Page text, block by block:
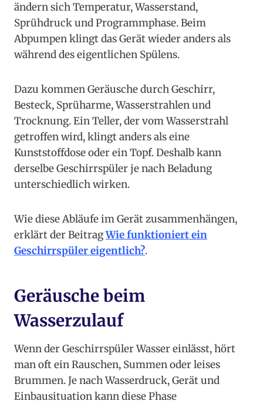
ändern sich Temperatur, Wasserstand,
Sprühdruck und Programmphase. Beim
Abpumpen klingt das Gerät wieder anders als
während des eigentlichen Spülens.
Dazu kommen Geräusche durch Geschirr,
Besteck, Sprüharme, Wasserstrahlen und
Trocknung. Ein Teller, der vom Wasserstrahl
getroffen wird, klingt anders als eine
Kunststoffdose oder ein Topf. Deshalb kann
derselbe Geschirrspüler je nach Beladung
unterschiedlich wirken.
Wie diese Abläufe im Gerät zusammenhängen,
erklärt der BeitragWie funktioniert ein
Geschirrspüler eigentlich?.
Geräusche beim
Wasserzulauf
Wenn der Geschirrspüler Wasser einlässt, hört
man oft ein Rauschen, Summen oder leises
Brummen. Je nach Wasserdruck, Gerät und
Einbausituation kann diese Phase